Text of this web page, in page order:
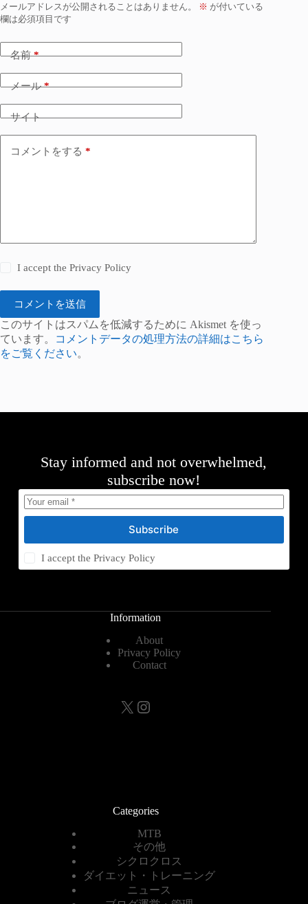
メールアドレスが公開されることはありません。 ※ が付いている
欄は必須項目です
名前*
メール*
サイト
コメントをする *
I accept thePrivacy Policy
コメントを送信
このサイトはスパムを低減するために Akismet を使っ
ています。
コメントデータの処理方法の詳細はこちら
をご覧ください。
Stay informed and not overwhelmed,
subscribe now!
Subscribe
I accept thePrivacy Policy
Information
About
Privacy Policy
Contact
X Instagram
Categories
MTB
その他
シクロクロス
ダイエット・トレーニング
ニュース